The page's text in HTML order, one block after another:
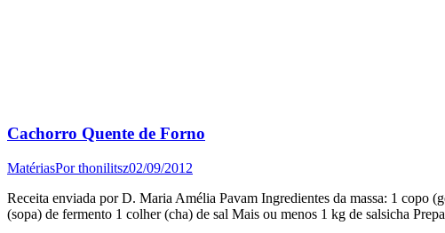
Cachorro Quente de Forno
MatériasPorthonilitsz02/09/2012
Receita enviada por D. Maria Amélia Pavam Ingredientes da massa: 1 copo
(sopa) de fermento 1 colher (cha) de sal Mais ou menos 1 kg de salsicha